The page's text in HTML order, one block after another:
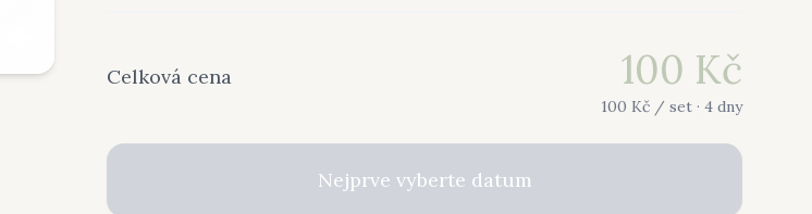
Celková cena 100 Kč
100 Kč / set · 4 dny
Nejprve vyberte datum